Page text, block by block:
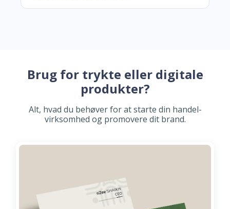
Brug for trykte eller digitale
produkter?
Alt, hvad du behøver for at starte din handel-
virksomhed og promovere dit brand.